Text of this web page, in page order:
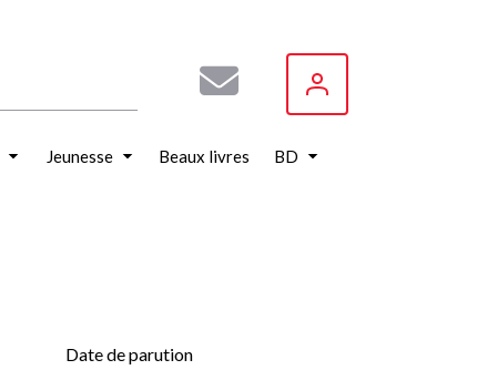
Jeunesse Beaux livres BD
Date de parution